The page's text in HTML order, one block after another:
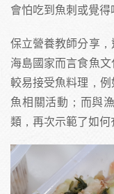
會怕吃到魚刺或覺得
保立營養教師分享
海島國家而言食魚
較易接受魚料理，
魚相關活動；而與
類，再次示範了如何